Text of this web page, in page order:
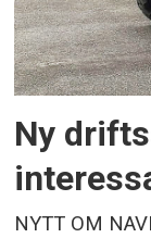
Ny
NYTT OM